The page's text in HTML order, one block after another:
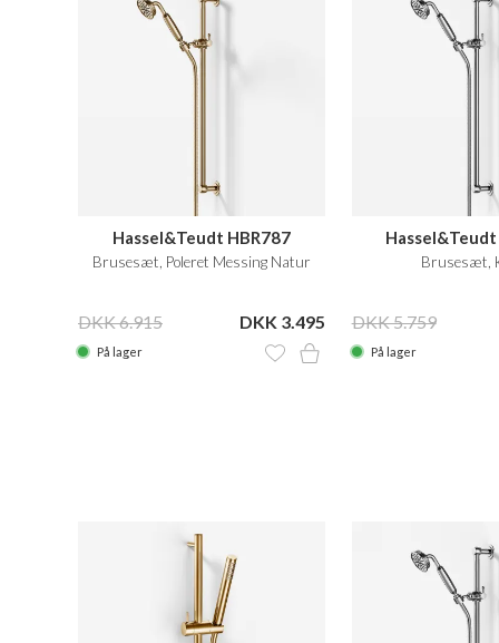
Hassel&Teudt HBR787
Brusesæt, Poleret Messing Natur
DKK 6.915 DKK 3.495
På lager
Hassel&Teudt
Brusesæt,
DKK 5.759
På lager